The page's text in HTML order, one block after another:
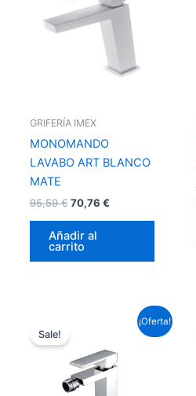
GRIFERÍA IMEX
MONOMANDO
LAVABO ART BLANCO
MATE
95,59€
95,59 €.
70,76 €
70,76 €.
Añadir al
carrito
¡Oferta!
Sale!
era:
88,33 €.
precio
es:
65,39 €.